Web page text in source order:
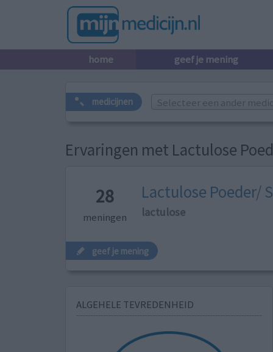
home geef je mening
medicijnen Selecteer een ander
Ervaringen met Lactulose
28
meningen
Lactulose Poeder/
lactulose
geef je mening
ALGEHELE TEVREDENHEID